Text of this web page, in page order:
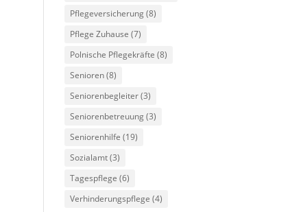
Pflegeversicherung(8)
Pflege Zuhause (7)
Polnische Pflegekräfte (8)
Senioren(8)
Seniorenbegleiter(3)
Seniorenbetreuung(3)
Seniorenhilfe (19)
Sozialamt(3)
Tagespflege (6)
Verhinderungspflege (4)